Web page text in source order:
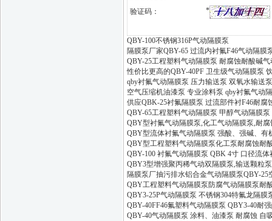
验证码： *
QBY-100不锈钢316P气动隔膜泵
隔膜泵厂家QBY-65 过流内衬氟F46气动隔膜
QBY-25工程塑料气动隔膜泵 耐腐蚀耐酸碱
性价比更高的QBY-40PF 卫生级气动隔膜泵
qby衬氟气动隔膜泵 压力输送泵 双氧水输送泵
空气压缩机油漆泵 专业涂料泵 qby衬氟气动
供应QBK-25衬氟隔膜泵 过流部件衬F46耐腐
QBY-65工程塑料气动隔膜泵 甲醇气动隔膜
QBY型衬氟气动隔膜泵,化工气动隔膜泵,耐
QBY型流体衬氟气动隔膜泵 强酸、强碱、有
QBY型工程塑料气动隔膜泵化工泵耐腐蚀耐
QBY-100 衬氟气动隔膜泵 QBK 4寸 口径流体
QBY3型增强聚丙稀气动双隔膜泵,输送颗粒
隔膜泵厂抽污排水铝合金气动隔膜泵QBY-25
QBY工程塑料气动隔膜泵防腐气动隔膜泵耐
QBY3-25P气动隔膜泵 不锈钢304特氟龙隔膜
QBY-40FF46氟塑料气动隔膜泵 QBY3-40耐
QBY-40气动隔膜泵 涂料、油漆泵 耐腐蚀 自